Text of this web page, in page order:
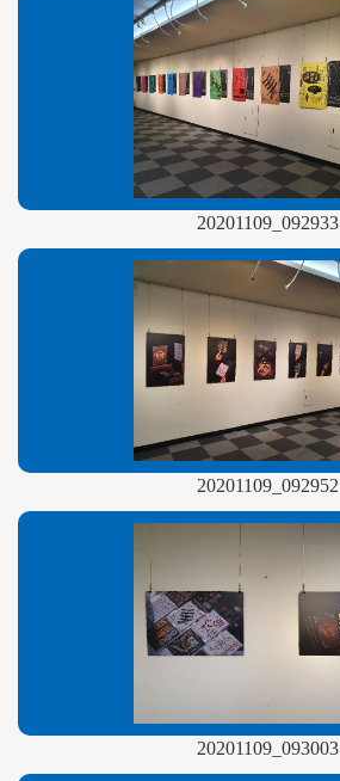
20201109_092933
20201109_092952
20201109_093003